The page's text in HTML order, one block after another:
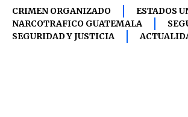
CRIMEN ORGANIZADO
ESTADOS
NARCOTRAFICO GUATEMALA
SEGURIDAD Y JUSTICIA